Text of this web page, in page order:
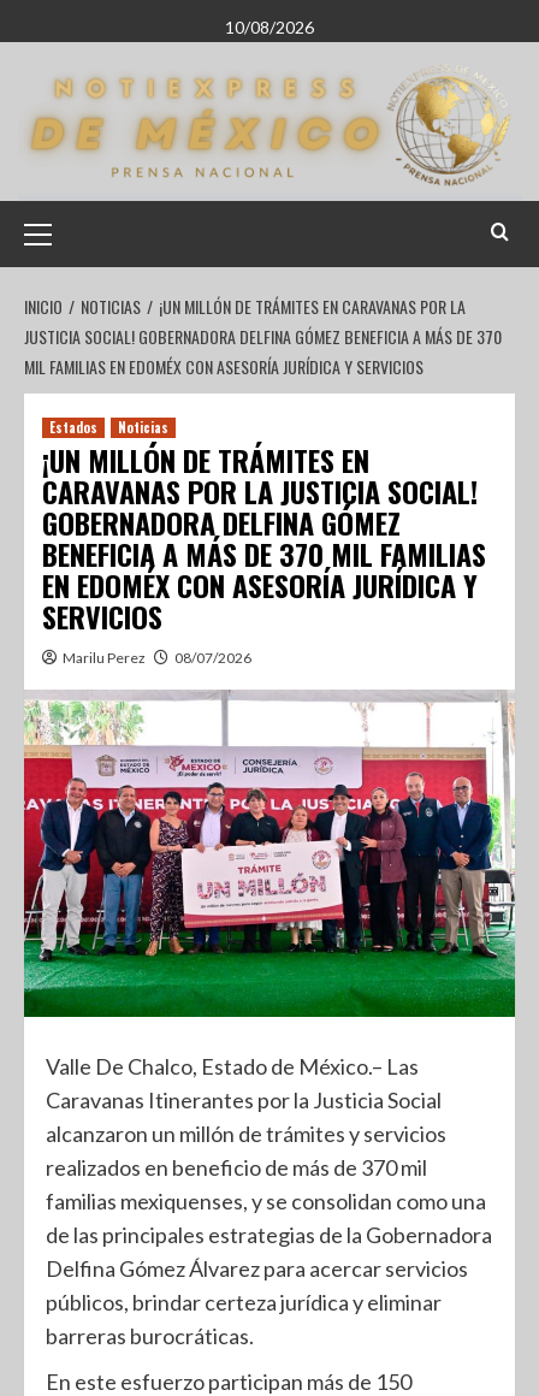
10/08/2026
INICIO NOTICIAS
¡UN MILLÓN DE TRÁMITES EN CARAVANAS POR LA
JUSTICIA SOCIAL! GOBERNADORA DELFINA GÓMEZ BENEFICIA A MÁS DE 370
MIL FAMILIAS EN EDOMÉX CON ASESORÍA JURÍDICA Y SERVICIOS
Estados Noticias
¡UN MILLÓN DE TRÁMITES EN
CARAVANAS POR LA JUSTICIA SOCIAL!
GOBERNADORA DELFINA GÓMEZ
BENEFICIA A MÁS DE 370 MIL FAMILIAS
EN EDOMÉX CON ASESORÍA JURÍDICA Y
SERVICIOS
Marilu Perez 08/07/2026
Valle De Chalco, Estado de México.– Las
Caravanas Itinerantes por la Justicia Social
alcanzaron un millón de trámites y servicios
realizados en beneficio de más de 370 mil
familias mexiquenses, y se consolidan como una
de las principales estrategias de la Gobernadora
Delfina Gómez Álvarez para acercar servicios
públicos, brindar certeza jurídica y eliminar
barreras burocráticas.
En este esfuerzo participan más de 150